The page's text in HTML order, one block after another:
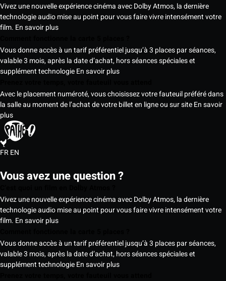
Vivez une nouvelle expérience cinéma avec Dolby Atmos, la dernière
technologie audio mise au point pour vous faire vivre intensément votre
film. En savoir plus
Vous donne accès à un tarif préférentiel jusqu’à 3 places par séances,
valable 3 mois, après la date d’achat, hors séances spéciales et
supplément technologieEn savoir plus
Avec le placement numéroté, vous choisissez votre fauteuil préféré dans
la salle au moment de l’achat de votre billet en ligne ou sur siteEn savoir
plus
FREN
Vous avez une question ?
Vivez une nouvelle expérience cinéma avec Dolby Atmos, la dernière
technologie audio mise au point pour vous faire vivre intensément votre
film. En savoir plus
Vous donne accès à un tarif préférentiel jusqu’à 3 places par séances,
valable 3 mois, après la date d’achat, hors séances spéciales et
supplément technologieEn savoir plus